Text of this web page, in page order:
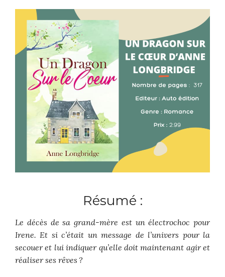
Résumé :
Le décès de sa grand-mère est un électrochoc pour
Irene. Et si c’était un message de l’univers pour la
secouer et lui indiquer qu’elle doit maintenant agir et
réaliser ses rêves ?